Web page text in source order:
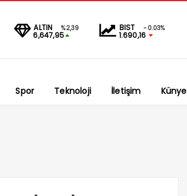
ALTIN %2,39
6,647,95
BIST -0.03%
1.690,16
Spor Teknoloji İletişim Künye